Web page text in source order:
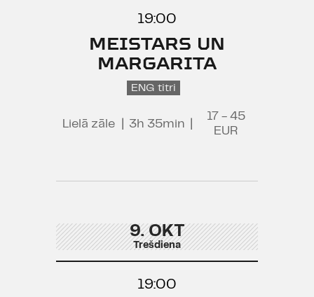
19:00
MEISTARS UN
MARGARITA
ENG titri
Lielā zāle 3h 35min
17 - 45
EUR
9. OKT
Trešdiena
19:00